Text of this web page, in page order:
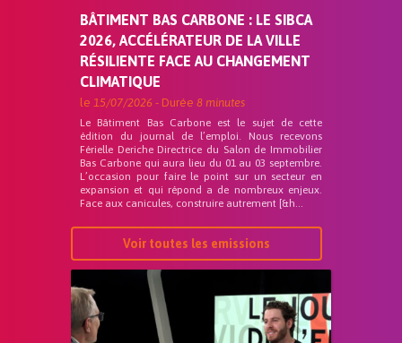
BÂTIMENT BAS CARBONE : LE SIBCA
2026, ACCÉLÉRATEUR DE LA VILLE
RÉSILIENTE FACE AU CHANGEMENT
CLIMATIQUE
le 15/07/2026 - Durée 8 minutes
Le Bâtiment Bas Carbone est le sujet de cette
édition du journal de l’emploi. Nous recevons
Férielle Deriche Directrice du Salon de Immobilier
Bas Carbone qui aura lieu du 01 au 03 septembre.
L’occasion pour faire le point sur un secteur en
expansion et qui répond a de nombreux enjeux.
Face aux canicules, construire autrement [&h...
Voir toutes les emissions